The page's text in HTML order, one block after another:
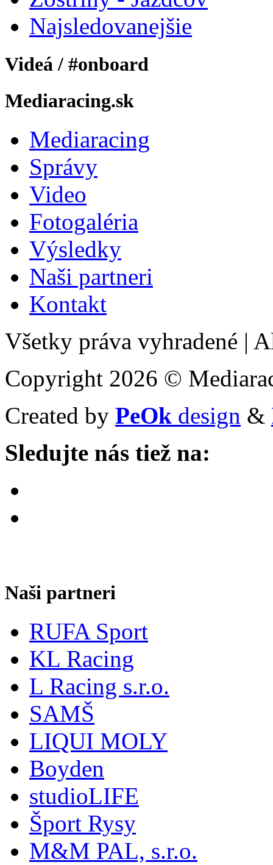
Najsledovanejšie
Videá / #onboard
Mediaracing.sk
Mediaracing
Správy
Video
Fotogaléria
Výsledky
Naši partneri
Kontakt
Všetky práva vyhradené |
Copyright 2026 ©
Created by PeOk design &
Sledujte nás tiež na:
Naši partneri
RUFA Sport
KL Racing
L Racing s.r.o.
SAMŠ
LIQUI MOLY
Boyden
studioLIFE
Šport Rysy
M&M PAL, s.r.o.